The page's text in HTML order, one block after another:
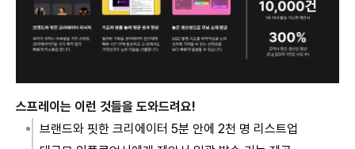
스프레이는 이런 것들을 도와드려요!
브랜드와 핏한 크리에이터 5분 안에 2천 명 리스트업